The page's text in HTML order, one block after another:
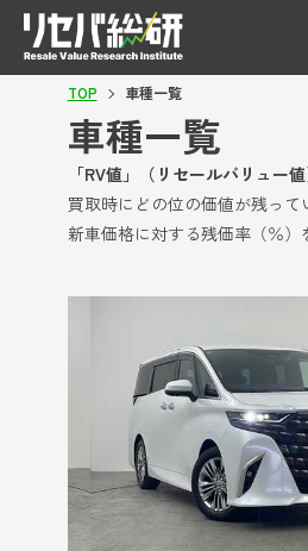
TOP 車種一覧
車種一覧
「RV値」（リセールバリュー値
買取時にどの位の価値が残って
新車価格に対する残価率（％）